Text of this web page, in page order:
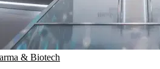
& Biotech